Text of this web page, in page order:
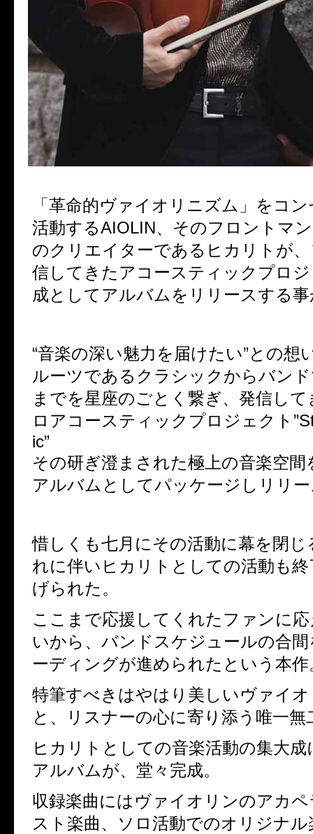
「革命的ヴァイオリニズム」をコ
活動するAIOLIN、そのフロントマ
のクリエイターであるヒカリトが
信してきたアコースティックプロ
成としてアルバムをリリースする
“音楽の深い魅力を届けたい”との想
ルーツであるクラシックからバン
までを星座のごとく繋ぎ、発信し
ロアコースティックプロジェクト”
ic”
その研ぎ澄まされた極上の音楽空間
アルバムとしてパッケージしリリ
惜しくも七月にその活動に幕を閉じ
れに伴いヒカリトとしての活動も
げられた。
ここまで応援してくれたファンに
いから、バンドスケジュールの合
ーディングが進められたという本作
特筆すべきはやはり美しいヴァイ
と、リスナーの心に寄り添う唯一無
ヒカリトとしての音楽活動の集大
アルバムが、堂々完成。
収録楽曲にはヴァイオリンのアカ
スト楽曲、ソロ活動でのオリジナ